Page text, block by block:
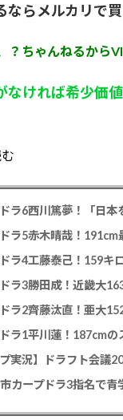
ならメルカリで
？ちゃんねるから
なければ希少価
ラ6西川篤夢！「日本
ラ5赤木晴哉！191cm
ラ4工藤泰己！159キ
ラ3勝田成！近畿大
ラ2齊藤汰直！亜大
プ実況】ドラフト会議
カープドラ3指名で